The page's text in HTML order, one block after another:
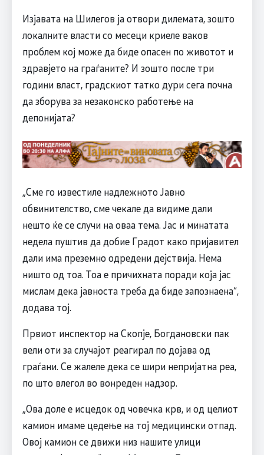
Изјавата на Шилегов ја отвори дилемата, зошто
локалните власти со месеци криеле ваков
проблем кој може да биде опасен по животот и
здравјето на граѓаните? И зошто после три
години власт, градскиот татко дури сега почна
да зборува за незаконско работење на
депонијата?
„Сме го известиле надлежното Јавно
обвинителство, сме чекале да видиме дали
нешто ќе се случи на оваа тема. Јас и минатата
недела пуштив да добие Градот како пријавител
дали има преземно одредени дејствија. Нема
ништо од тоа. Тоа е причихната поради која јас
мислам дека јавноста треба да биде запознаена“,
додава тој.
Првиот инспектор на Скопје, Богдановски пак
вели оти за случајот реагирал по дојава од
граѓани. Се жалеле дека се шири непријатна реа,
по што влегол во вонреден надзор.
„Ова доле е исцедок од човечка крв, и од целиот
камион имаме цедење на тој медицински отпад.
Овој камион се движи низ нашите улици